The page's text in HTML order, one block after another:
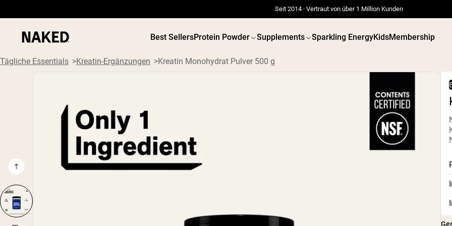
Seit 2014 · Vertraut von über 1 Million Kunden
Best SellersProtein Powder Supplements Sparkling EnergyKidsMembership
”Vegan protein“
”Collagen“
”Micellar Casein“
Tägliche Essentials Kreatin-Ergänzungen Kreatin Monohydrat Pulver 500 g